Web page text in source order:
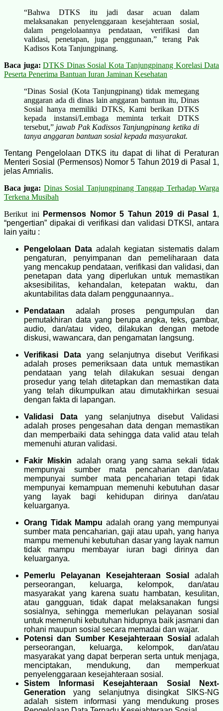
“Bahwa DTKS itu jadi dasar acuan dalam
melaksanakan penyelenggaraan kesejahteraan sosial,
dalam pengelolaannya pendataan, verifikasi dan
validasi, penetapan, juga penggunaan,” terang Pak
Kadisos Kota Tanjungpinang.
Baca juga: DTKS Dinas Sosial Kota Tanjungpinang Korelasi Data
Peserta Penerima Bantuan Iuran Jaminan Kesehatan
“Dinas Sosial (Kota Tanjungpinang) tidak memegang
anggaran ada di dinas lain anggaran bantuan itu, Dinas
Sosial hanya memiliki DTKS, Kami berikan DTKS
kepada instansi/Lembaga meminta terkait DTKS
tersebut,” jawab Pak Kadissos Tanjungpinang ketika di
tanya anggaran bantuan sosial kepada masyarakat.
Tentang Pengelolaan DTKS itu dapat di lihat di Peraturan
Menteri Sosial (Permensos) Nomor 5 Tahun 2019 di Pasal 1,
jelas Amrialis.
Baca juga: Dinas Sosial Tanjungpinang Tanggap Terhadap Warga
Terkena Musibah
Berikut ini
Permensos Nomor 5 Tahun 2019 di Pasal 1,
“pengertian” dipakai di verifikasi dan validasi DTKSl, antara
lain yaitu :
Pengelolaan Data adalah kegiatan sistematis dalam
pengaturan, penyimpanan dan pemeliharaan data
yang mencakup pendataan, verifikasi dan validasi, dan
penetapan data yang diperlukan untuk memastikan
aksesibilitas, kehandalan, ketepatan waktu, dan
akuntabilitas data dalam penggunaannya..
Pendataan adalah proses pengumpulan dan
pemutakhiran data yang berupa angka, teks, gambar,
audio, dan/atau video, dilakukan dengan metode
diskusi, wawancara, dan pengamatan langsung.
Verifikasi Datayang selanjutnya disebut Verifikasi
adalah proses pemeriksaan data untuk memastikan
pendataan yang telah dilakukan sesuai dengan
prosedur yang telah ditetapkan dan memastikan data
yang telah dikumpulkan atau dimutakhirkan sesuai
dengan fakta di lapangan.
Validasi Data yang selanjutnya disebut Validasi
adalah proses pengesahan data dengan memastikan
dan memperbaiki data sehingga data valid atau telah
memenuhi aturan validasi.
Fakir Miskin adalah orang yang sama sekali tidak
mempunyai sumber mata pencaharian dan/atau
mempunyai sumber mata pencaharian tetapi tidak
mempunyai kemampuan memenuhi kebutuhan dasar
yang layak bagi kehidupan dirinya dan/atau
keluarganya.
Orang Tidak Mampu adalah orang yang mempunyai
sumber mata pencaharian, gaji atau upah, yang hanya
mampu memenuhi kebutuhan dasar yang layak namun
tidak mampu membayar iuran bagi dirinya dan
keluarganya.
Pemerlu Pelayanan Kesejahteraan Sosial
adalah
perseorangan, keluarga, kelompok, dan/atau
masyarakat yang karena suatu hambatan, kesulitan,
atau gangguan, tidak dapat melaksanakan fungsi
sosialnya, sehingga memerlukan pelayanan sosial
untuk memenuhi kebutuhan hidupnya baik jasmani dan
rohani maupun sosial secara memadai dan wajar.
Potensi dan Sumber Kesejahteraan Sosial adalah
perseorangan, keluarga, kelompok, dan/atau
masyarakat yang dapat berperan serta untuk menjaga,
menciptakan, mendukung, dan memperkuat
penyelenggaraan kesejahteraan sosial.
Sistem Informasi Kesejahteraan Sosial Next-
Generation yang selanjutnya disingkat SIKS-NG
adalah sistem informasi yang mendukung proses